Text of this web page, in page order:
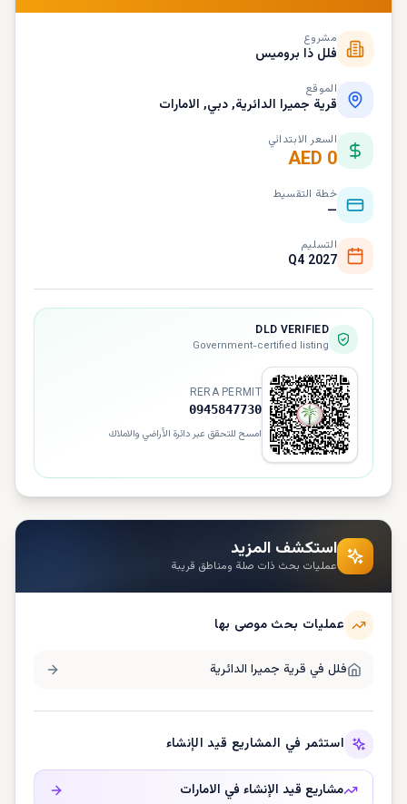
مشروع
فلل ذا بروميس
الموقع
قرية جميرا الدائرية, دبي, الامارات
السعر الابتدائي
AED 0
خطة التقسيط
—
التسليم
Q4 2027
DLD VERIFIED
Government-certified listing
RERA PERMIT
0945847730
امسح للتحقق عبر دائرة الأراضي والاملاك
استكشف المزيد
عمليات بحث ذات صلة ومناطق قريبة
عمليات بحث موصى بها
فلل في قرية جميرا الدائرية
استثمر في المشاريع قيد الإنشاء
مشاريع قيد الإنشاء في الامارات